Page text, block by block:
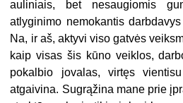
auliniais, bet nesaugiomis
atlyginimo nemokantis
Na, ir aš, aktyvi viso gatvės
kaip visas šis kūno veiklos,
pokalbio jovalas, virtęs
atgaivina. Sugrąžina mane prie